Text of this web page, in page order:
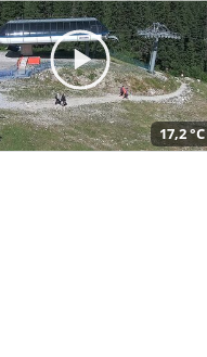
17,2 °C